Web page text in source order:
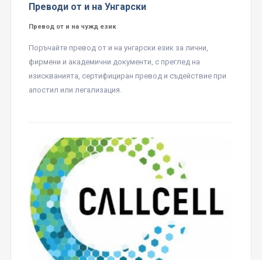
Преводи от и на Унгарски
Превод от и на чужд език
Поръчайте превод от и на унгарски език за лични,
фирмени и академични документи, с преглед на
изискванията, сертифициран превод и съдействие при
апостил или легализация.